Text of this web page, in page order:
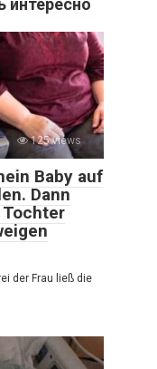
125 views
Baby auf
Dann
der Frau ließ die